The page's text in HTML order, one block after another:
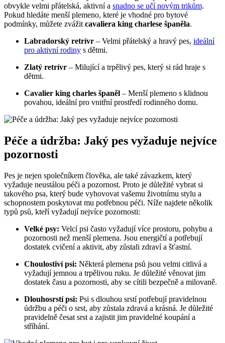
obvykle velmi přátelská, aktivní a snadno se učí novým trikům.
Pokud hledáte menší plemeno, které je vhodné pro bytové
podmínky, můžete zvážit cavaliera king charlese španěla.
Labradorský retrívr – Velmi přátelský a hravý pes, ideální
pro aktivní rodiny s dětmi.
Zlatý retrívr – Milující a trpělivý pes, který si rád hraje s
dětmi.
Cavalier king charles španěl – Menší plemeno s klidnou
povahou, ideální pro vnitřní prostředí rodinného domu.
Péče a údržba: Jaký pes vyžaduje nejvíce
pozornosti
Pes je nejen společníkem člověka, ale také závazkem, který
vyžaduje neustálou péči a pozornost. Proto je důležité vybrat si
takového psa, který bude vyhovovat vašemu životnímu stylu a
schopnostem poskytovat mu potřebnou péči. Níže najdete několik
typů psů, kteří vyžadují nejvíce pozornosti:
Velké psy: Velcí psi často vyžadují více prostoru, pohybu a
pozornosti než menší plemena. Jsou energičtí a potřebují
dostatek cvičení a aktivit, aby zůstali zdraví a šťastní.
Choulostiví psi: Některá plemena psů jsou velmi citlivá a
vyžadují jemnou a trpělivou ruku. Je důležité věnovat jim
dostatek času a pozornosti, aby se cítili bezpečně a milovaně.
Dlouhosrstí psi: Psi s dlouhou srstí potřebují pravidelnou
údržbu a péči o srst, aby zůstala zdravá a krásná. Je důležité
pravidelně česat srst a zajistit jim pravidelné koupání a
stříhání.